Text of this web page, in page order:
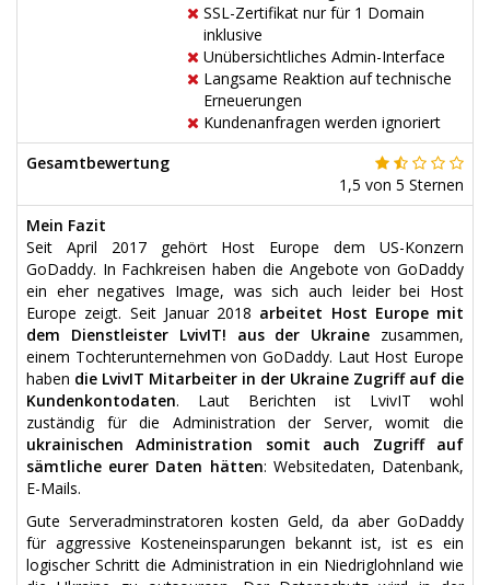
SSL-Zertifikat nur für 1 Domain
inklusive
Unübersichtliches Admin-Interface
Langsame Reaktion auf technische
Erneuerungen
Kundenanfragen werden ignoriert
Gesamtbewertung
1,5 von 5 Sternen
Mein Fazit
Seit April 2017 gehört Host Europe dem US-Konzern
GoDaddy. In Fachkreisen haben die Angebote von GoDaddy
ein eher negatives Image, was sich auch leider bei Host
Europe zeigt. Seit Januar 2018 arbeitet Host Europe mit
dem Dienstleister LvivIT! aus der Ukraine zusammen,
einem Tochterunternehmen von GoDaddy. Laut Host Europe
haben die LvivIT Mitarbeiter in der Ukraine Zugriff auf die
Kundenkontodaten. Laut Berichten ist LvivIT wohl
zuständig für die Administration der Server, womit die
ukrainischen Administration somit auch Zugriff auf
sämtliche eurer Daten hätten: Websitedaten, Datenbank,
E-Mails.
Gute Serveradminstratoren kosten Geld, da aber GoDaddy
für aggressive Kosteneinsparungen bekannt ist, ist es ein
logischer Schritt die Administration in ein Niedriglohnland wie